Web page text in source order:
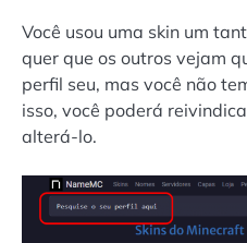
Você usou uma skin um
quer que os outros vejam
perfil seu, mas você não
isso, você poderá
alterá-lo.